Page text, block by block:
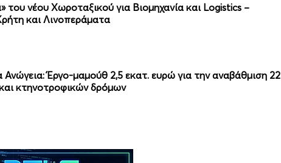
νέου Χωροταξικού για Βιομηχανία και Logistics –
και Λινοπεράματα
Ανώγεια: Έργο-μαμούθ 2,5 εκατ. ευρώ για την αναβάθμιση 22
κτηνοτροφικών δρόμων